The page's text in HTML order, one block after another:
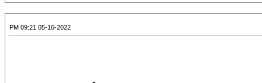
05-16-2022 09:21 PM